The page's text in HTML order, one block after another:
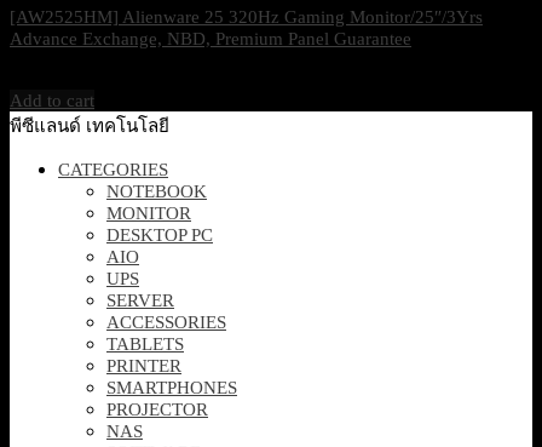
[AW2525HM] Alienware 25 320Hz Gaming Monitor/25″/3Yrs
Advance Exchange, NBD, Premium Panel Guarantee
Add to cart
พีซีแลนด์ เทคโนโลยี
CATEGORIES
NOTEBOOK
MONITOR
DESKTOP PC
AIO
UPS
SERVER
ACCESSORIES
TABLETS
PRINTER
SMARTPHONES
PROJECTOR
NAS